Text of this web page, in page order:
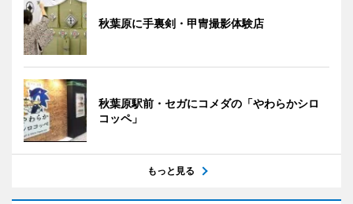
秋葉原に手裏剣・甲冑撮影体験店
秋葉原駅前・セガにコメダの「やわらかシロ
コッペ」
もっと見る